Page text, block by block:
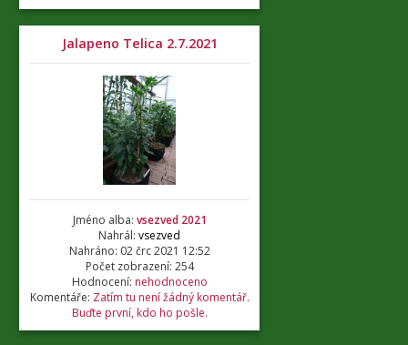
Jalapeno Telica 2.7.2021
Jméno alba: vsezved 2021
Nahrál: vsezved
Nahráno: 02 črc 2021 12:52
Počet zobrazení: 254
Hodnocení: nehodnoceno
Komentáře: Zatím tu není žádný komentář.
Buďte první, kdo ho pošle.